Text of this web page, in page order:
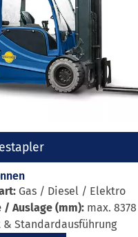
Gas / Diesel / Elektro
/ Auslage (mm): max. 8378
& Standardausführung